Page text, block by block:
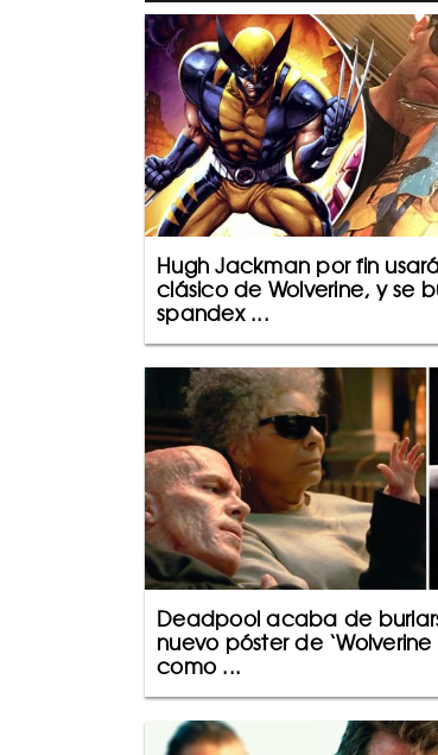
Hugh Jackman por fin
clásico de Wolverine, y se
spandex ...
Deadpool acaba de
nuevo póster de
como ...